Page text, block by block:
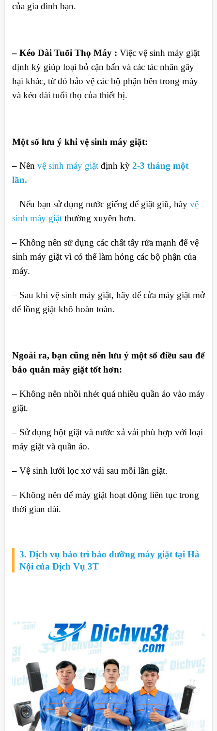
của gia đình bạn.
– Kéo Dài Tuổi Thọ Máy : Việc vệ sinh máy giặt
định kỳ giúp loại bỏ cặn bẩn và các tác nhân gây
hại khác, từ đó bảo vệ các bộ phận bên trong máy
và kéo dài tuổi thọ của thiết bị.
Một số lưu ý khi vệ sinh máy giặt:
– Nên vệ sinh máy giặtđịnh kỳ2-3 tháng một
lần.
– Nếu bạn sử dụng nước giếng để giặt giũ, hãy vệ
sinh máy giặtthường xuyên hơn.
– Không nên sử dụng các chất tẩy rửa mạnh để vệ
sinh máy giặt vì có thể làm hỏng các bộ phận của
máy.
– Sau khi vệ sinh máy giặt, hãy để cửa máy giặt mở
để lồng giặt khô hoàn toàn.
Ngoài ra, bạn cũng nên lưu ý một số điều sau để
bảo quản máy giặt tốt hơn:
– Không nên nhồi nhét quá nhiều quần áo vào máy
giặt.
– Sử dụng bột giặt và nước xả vải phù hợp với loại
máy giặt và quần áo.
– Vệ sinh lưới lọc xơ vải sau mỗi lần giặt.
– Không nên để máy giặt hoạt động liên tục trong
thời gian dài.
3. Dịch vụ bảo trì bảo dưỡng máy giặt tại Hà
Nội của Dịch Vụ 3T